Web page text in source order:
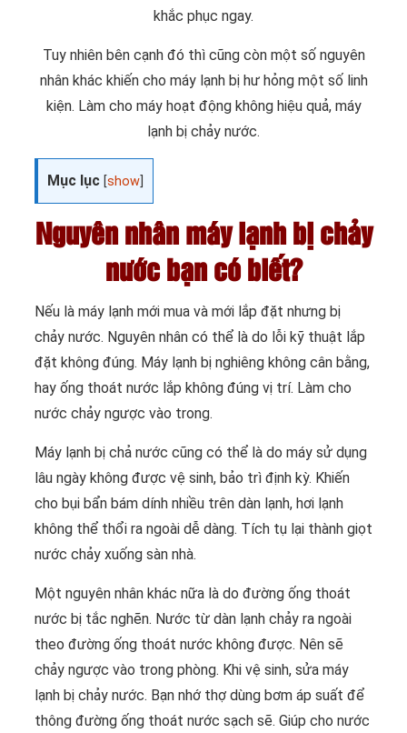
khắc phục ngay.
Tuy nhiên bên cạnh đó thì cũng còn một số nguyên
nhân khác khiến cho máy lạnh bị hư hỏng một số linh
kiện. Làm cho máy hoạt động không hiệu quả, máy
lạnh bị chảy nước.
Mục lục [show
Nguyên nhân máy lạnh bị chảy
nước bạn có biết?
Nếu là máy lạnh mới mua và mới lắp đặt nhưng bị
chảy nước. Nguyên nhân có thể là do lỗi kỹ thuật lắp
đặt không đúng. Máy lạnh bị nghiêng không cân bằng,
hay ống thoát nước lắp không đúng vị trí. Làm cho
nước chảy ngược vào trong.
Máy lạnh bị chả nước cũng có thể là do máy sử dụng
lâu ngày không được vệ sinh, bảo trì định kỳ. Khiến
cho bụi bẩn bám dính nhiều trên dàn lạnh, hơi lạnh
không thể thổi ra ngoài dễ dàng. Tích tụ lại thành giọt
nước chảy xuống sàn nhà.
Một nguyên nhân khác nữa là do đường ống thoát
nước bị tắc nghẽn. Nước từ dàn lạnh chảy ra ngoài
theo đường ống thoát nước không được. Nên sẽ
chảy ngược vào trong phòng. Khi vệ sinh, sửa máy
lạnh bị chảy nước. Bạn nhớ thợ dùng bơm áp suất để
thông đường ống thoát nước sạch sẽ. Giúp cho nước